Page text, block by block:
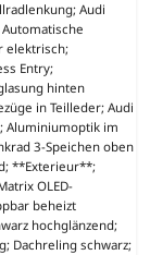
Audi
elektrisch;
Entry;
hinten
in Teilleder; Audi
Aluminiumoptik im
3-Speichen oben
**Exterieur**;
OLED-
beheizt
hochglänzend;
Dachreling schwarz;